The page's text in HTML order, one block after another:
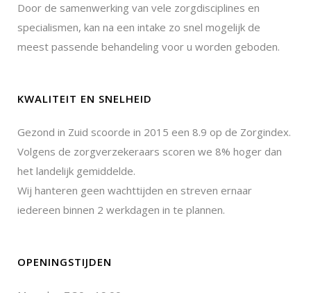
Door de samenwerking van vele zorgdisciplines en
specialismen, kan na een intake zo snel mogelijk de
meest passende behandeling voor u worden geboden.
KWALITEIT EN SNELHEID
Gezond in Zuid scoorde in 2015 een 8.9 op de Zorgindex.
Volgens de zorgverzekeraars scoren we 8% hoger dan
het landelijk gemiddelde.
Wij hanteren geen wachttijden en streven ernaar
iedereen binnen 2 werkdagen in te plannen.
OPENINGSTIJDEN